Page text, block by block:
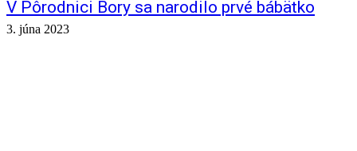
V Pôrodnici Bory sa narodilo prvé bábätko
3. júna 2023